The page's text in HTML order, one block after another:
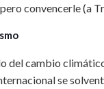
convencerle (a
del cambio
se